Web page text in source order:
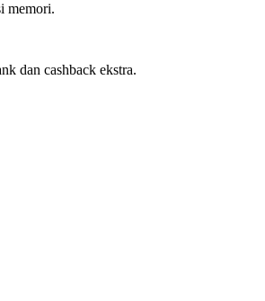
memori.
dan cashback ekstra.